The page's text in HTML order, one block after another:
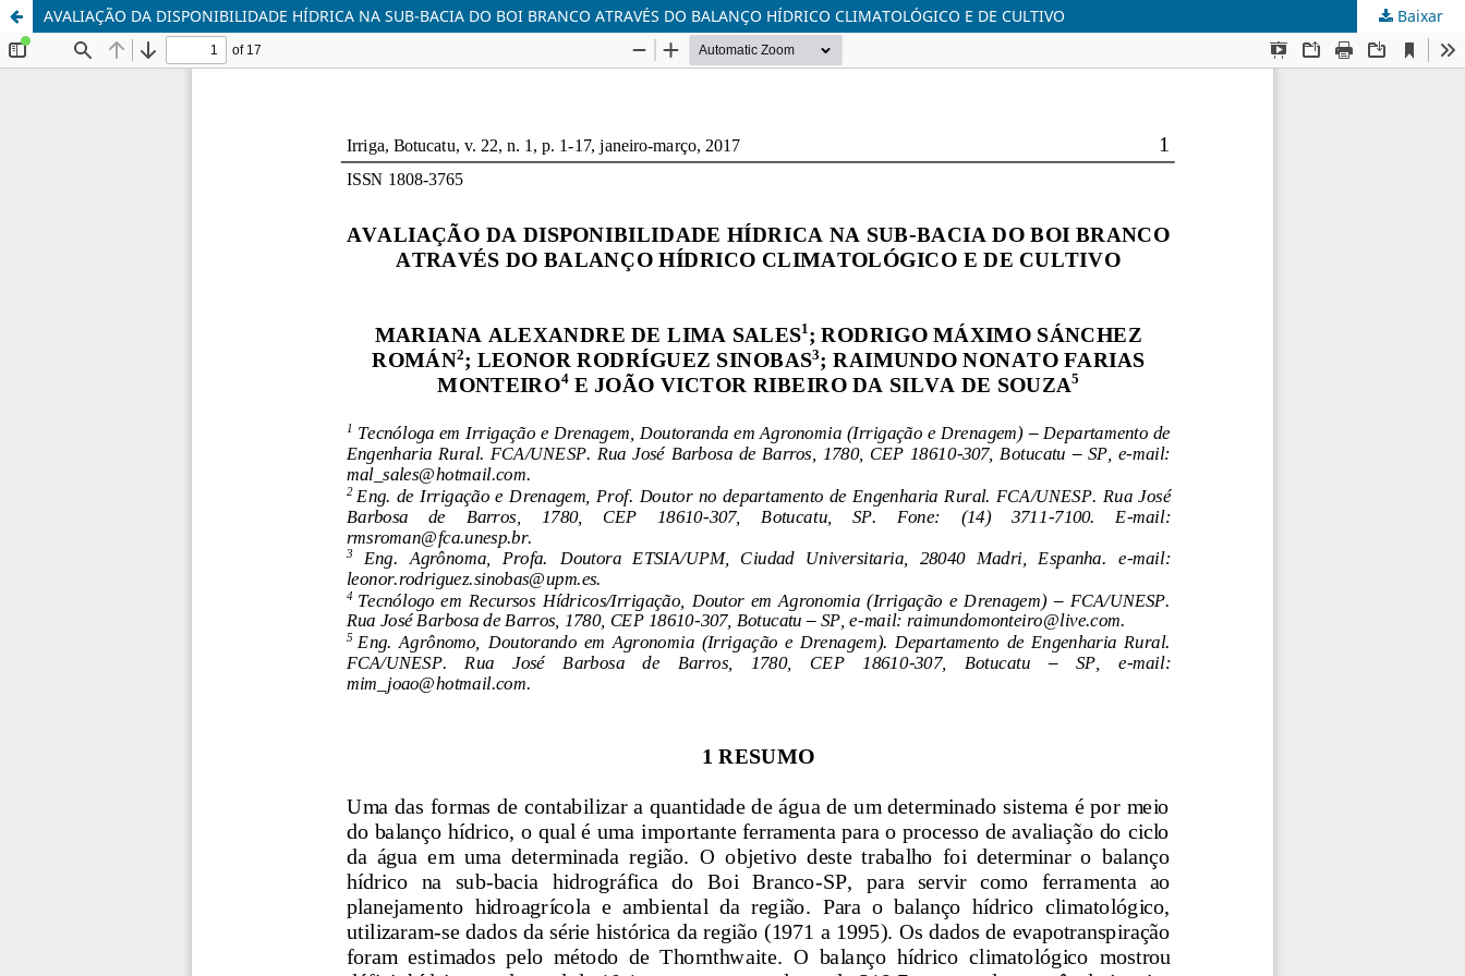
AVALIAÇÃO DA DISPONIBILIDADE HÍDRICA NA SUB-BACIA DO BOI BRANCO ATRAVÉS DO BALANÇO HÍDRICO CLIMATOLÓGICO E DE CULTIVO Baixar